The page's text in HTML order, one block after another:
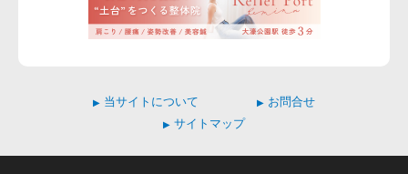
▶ 当サイトについて ▶ お問合せ
▶ サイトマップ